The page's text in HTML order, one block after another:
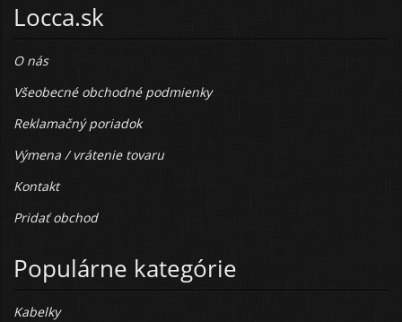
Locca.sk
O nás
Všeobecné obchodné podmienky
Reklamačný poriadok
Výmena / vrátenie tovaru
Kontakt
Pridať obchod
Populárne kategórie
Kabelky